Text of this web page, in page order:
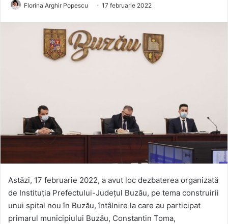
Florina Arghir Popescu 17 februarie 2022
Astăzi, 17 februarie 2022, a avut loc dezbaterea organizată
de Instituția Prefectului-Județul Buzău, pe tema construirii
unui spital nou în Buzău, întâlnire la care au participat
primarul municipiului Buzău, Constantin Toma,